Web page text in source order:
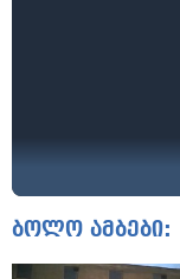
ბოლო ამბები: